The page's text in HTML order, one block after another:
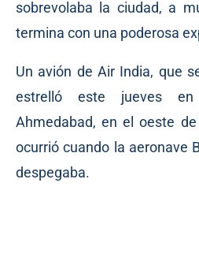
sobrevolaba la ciudad, a
termina con una poderosa
Un avión de Air India, que
estrelló este jueves
Ahmedabad, en el oeste
ocurrió cuando la aeronave
despegaba.